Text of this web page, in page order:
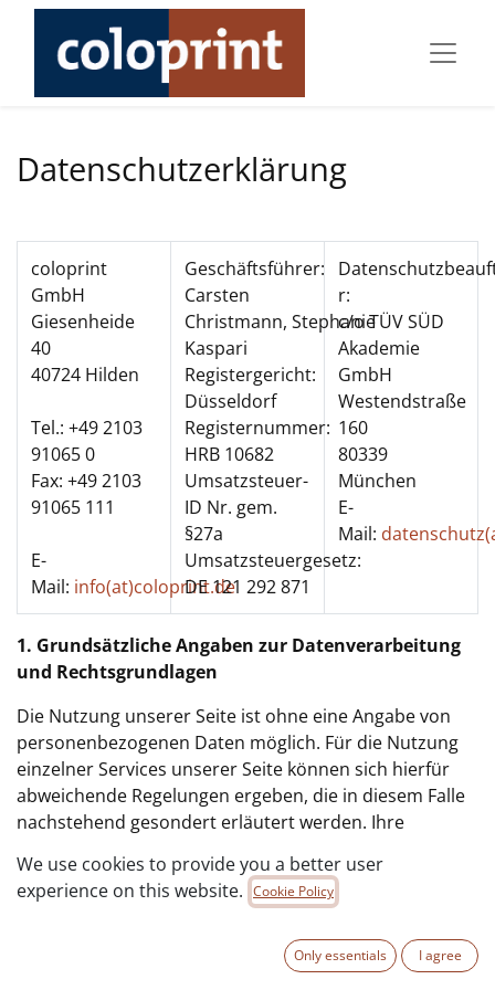
Datenschutzerklärung
coloprint
GmbH
Giesenheide
40
40724 Hilden
Tel.: +49 2103
91065 0
Fax: +49 2103
91065 111
E-
Mail: info(at)coloprint.de
Geschäftsführer:
Carsten
Christmann, Stephanie
Kaspari
Registergericht:
Düsseldorf
Registernummer:
HRB 10682
Umsatzsteuer-
ID Nr. gem.
§27a
Umsatzsteuergesetz:
DE 121 292 871
r:
c/o TÜV SÜD
Akademie
GmbH
Westendstraße
160
80339
München
E-
Mail:
1. Grundsätzliche Angaben zur Datenverarbeitung
und Rechtsgrundlagen
Die Nutzung unserer Seite ist ohne eine Angabe von
personenbezogenen Daten möglich. Für die Nutzung
einzelner Services unserer Seite können sich hierfür
abweichende Regelungen ergeben, die in diesem Falle
nachstehend gesondert erläutert werden. Ihre
Mail, Telefonnummer, u.ä.) werden von uns nur gemäß
den Bestimmungen des deutschen Datenschutzrechts
sie eindeutig einer bestimmten natürlichen Person
We use cookies to provide you a better user
experience on this website. Cookie Policy
Only essentials I agree